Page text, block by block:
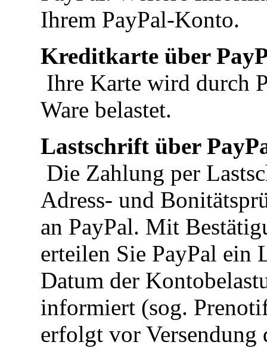
Ihrem PayPal-Konto.
Kreditkarte über
Ihre Karte wird durch
Ware belastet.
Lastschrift über
Die Zahlung per
Adress- und
an PayPal. Mit
erteilen Sie PayPal ein
Datum der
informiert (sog.
erfolgt vor Versendung